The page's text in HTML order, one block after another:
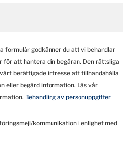
formulär godkänner du att vi behandlar
för att hantera din begäran. Den rättsliga
berättigade intresse att tillhandahålla
eller begärd information. Läs vår
Behandling av personuppgifter
kommunikation i enlighet med